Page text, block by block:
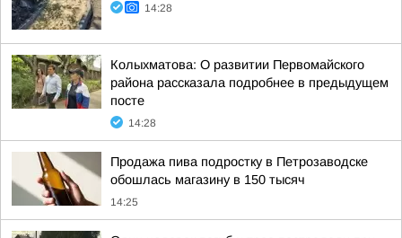
14:28
Колыхматова: О развитии Первомайского
района рассказала подробнее в предыдущем
посте
14:28
Продажа пива подростку в Петрозаводске
обошлась магазину в 150 тысяч
14:25